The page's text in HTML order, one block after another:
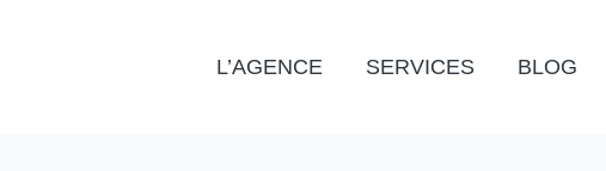
L’AGENCE SERVICES BLOG